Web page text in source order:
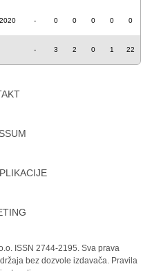
- 0 0 0 0 0
- 3 2 0 1 22
ISSN 2744-2195. Sva prava
bez dozvole izdavača. Pravila